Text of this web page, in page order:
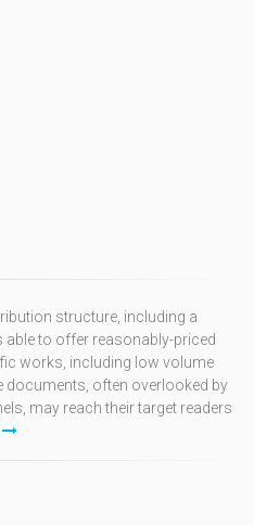
structure, including a
to offer reasonably-priced
works, including low volume
documents, often overlooked by
may reach their target readers